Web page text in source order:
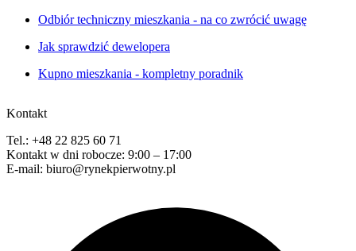
Odbiór techniczny mieszkania - na co zwrócić uwagę
Jak sprawdzić dewelopera
Kupno mieszkania - kompletny poradnik
Kontakt
Tel.: +48 22 825 60 71
Kontakt w dni robocze: 9:00 – 17:00
E-mail: biuro@rynekpierwotny.pl